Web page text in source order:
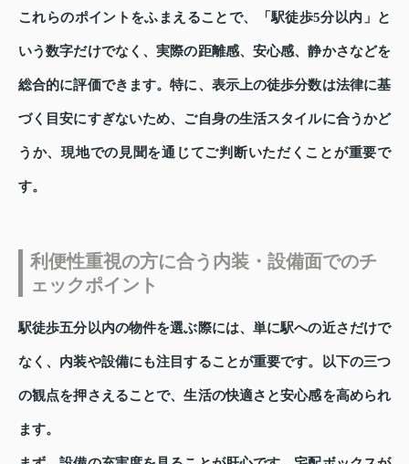
これらのポイントをふまえることで、「駅徒歩5分以内」と
いう数字だけでなく、実際の距離感、安心感、静かさなどを
総合的に評価できます。特に、表示上の徒歩分数は法律に基
づく目安にすぎないため、ご自身の生活スタイルに合うかど
うか、現地での見聞を通じてご判断いただくことが重要で
す。
利便性重視の方に合う内装・設備面でのチ
ェックポイント
駅徒歩五分以内の物件を選ぶ際には、単に駅への近さだけで
なく、内装や設備にも注目することが重要です。以下の三つ
の観点を押さえることで、生活の快適さと安心感を高められ
ます。